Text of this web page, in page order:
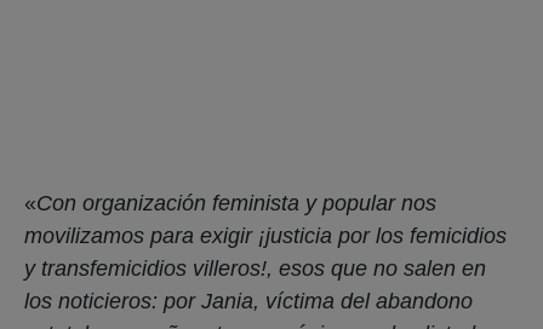
compañera trans de nuestra villa hermana de
Barracas, por Daiana, por Liliana, por Florencia y
por todas y todes!«.